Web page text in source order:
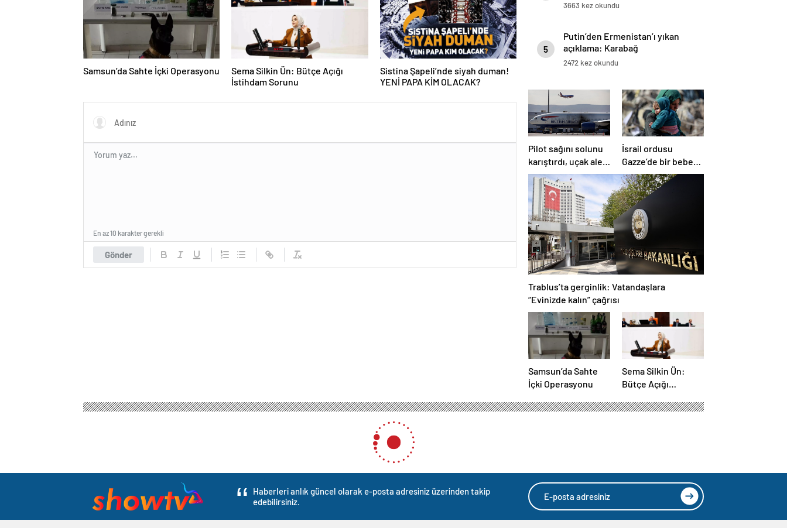
Samsun’da Sahte İçki Operasyonu
Sema Silkin Ün: Bütçe Açığı
İstihdam Sorunu
Sistina Şapeli’nde siyah duman!
YENİ PAPA KİM OLACAK?
Gönder
En az 10 karakter gerekli
3663 kez okundu
5
Putin’den Ermenistan’ı yıkan
açıklama: Karabağ
Azerbaycan’ın ayrılmaz bir
2472 kez okundu
Pilot sağını solunu
karıştırdı, uçak alev
aldı
İsrail ordusu
Gazze’de bir bebek
daha öldürdü
Trablus’ta gerginlik: Vatandaşlara
“Evinizde kalın” çağrısı
Samsun’da Sahte
İçki Operasyonu
Sema Silkin Ün:
Bütçe Açığı
Haberleri anlık güncel olarak e-posta adresiniz üzerinden takip
edebilirsiniz.